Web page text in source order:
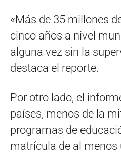
«Más de 35 millones
cinco años a nivel
alguna vez sin la
destaca el reporte.
Por otro lado, el
países, menos de la
programas de
matrícula de al menos